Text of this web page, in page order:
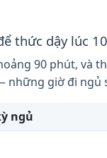
thức dậy lúc
90 phút, và
những giờ đi ngủ
ngủ